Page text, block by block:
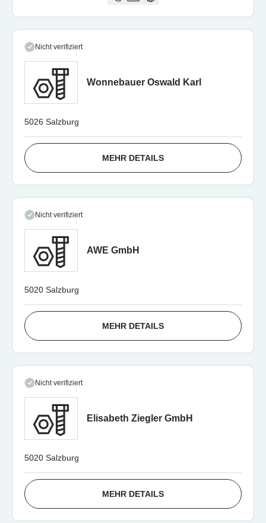
Nicht verifiziert
Wonnebauer Oswald Karl
5026 Salzburg
MEHR DETAILS
Nicht verifiziert
AWE GmbH
5020 Salzburg
MEHR DETAILS
Nicht verifiziert
Elisabeth Ziegler GmbH
5020 Salzburg
MEHR DETAILS